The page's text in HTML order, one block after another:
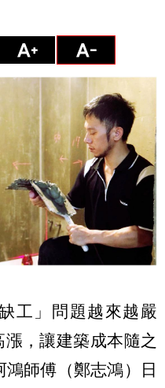
工」問題越來越嚴
，讓建築成本隨之
師傅（鄭志鴻）日